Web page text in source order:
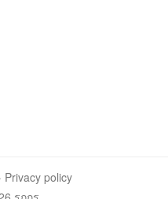
· Privacy policy